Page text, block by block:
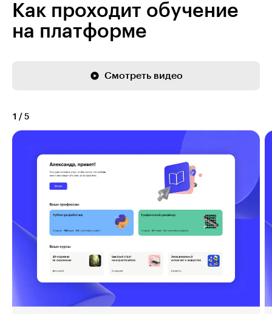
Как проходит обучение
на платформе
Смотреть видео
1 / 5